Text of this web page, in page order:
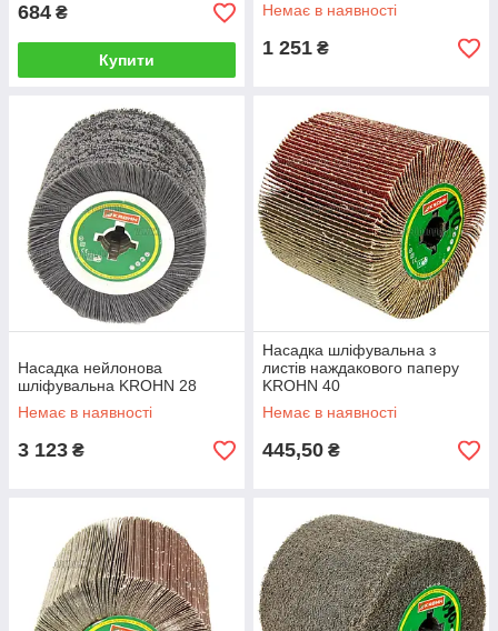
684 ₴
Купити
Немає в наявності
1 251 ₴
Насадка нейлонова
шліфувальна KROHN 28
Немає в наявності
3 123 ₴
Насадка шліфувальна з
листів наждакового паперу
KROHN 40
Немає в наявності
445,50 ₴